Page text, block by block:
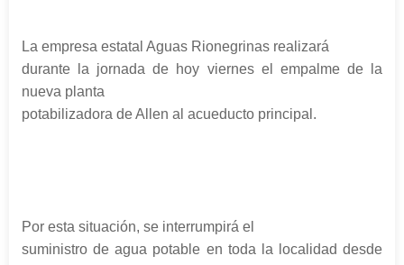
La empresa estatal Aguas Rionegrinas realizará
durante la jornada de hoy viernes el empalme de la
nueva planta
potabilizadora de Allen al acueducto principal.
Por esta situación, se interrumpirá el
suministro de agua potable en toda la localidad desde